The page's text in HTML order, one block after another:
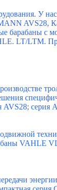
с
LT/LTM.
AVS28; серия
VAHLE